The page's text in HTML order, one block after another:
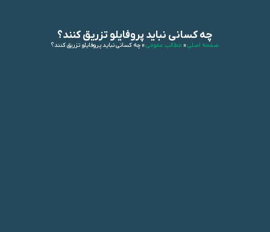
چه کسانی نباید پروفایلو تزریق کنند؟
صفحه اصلی» مطالب عمومی» چه کسانی نباید پروفایلو تزریق کنند؟